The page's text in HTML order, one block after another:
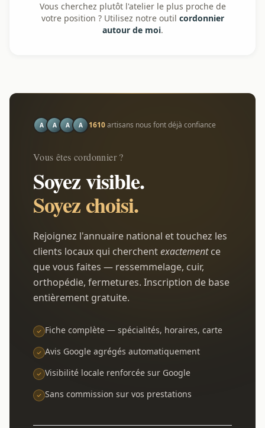
Vous cherchez plutôt l'atelier le plus proche de
votre position ? Utilisez notre outil cordonnier
autour de moi.
A A A A 1610artisans nous font déjà confiance
Vous êtes cordonnier ?
Soyez visible.
Soyez choisi.
Rejoignez l'annuaire national et touchez les
clients locaux qui cherchentexactementce
que vous faites — ressemmelage, cuir,
orthopédie, fermetures. Inscription de base
entièrement gratuite.
Fiche complète — spécialités, horaires, carte
Avis Google agrégés automatiquement
Visibilité locale renforcée sur Google
Sans commission sur vos prestations